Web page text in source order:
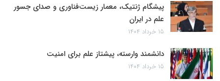
پیشگام ژنتیک، معمار زیست‌فناوری و صدای جسور
علم در ایران
۱۵ خرداد ۱۴۰۴
دانشمند وارسته، پیشتاز علم برای امنیت
۱۵ خرداد ۱۴۰۴